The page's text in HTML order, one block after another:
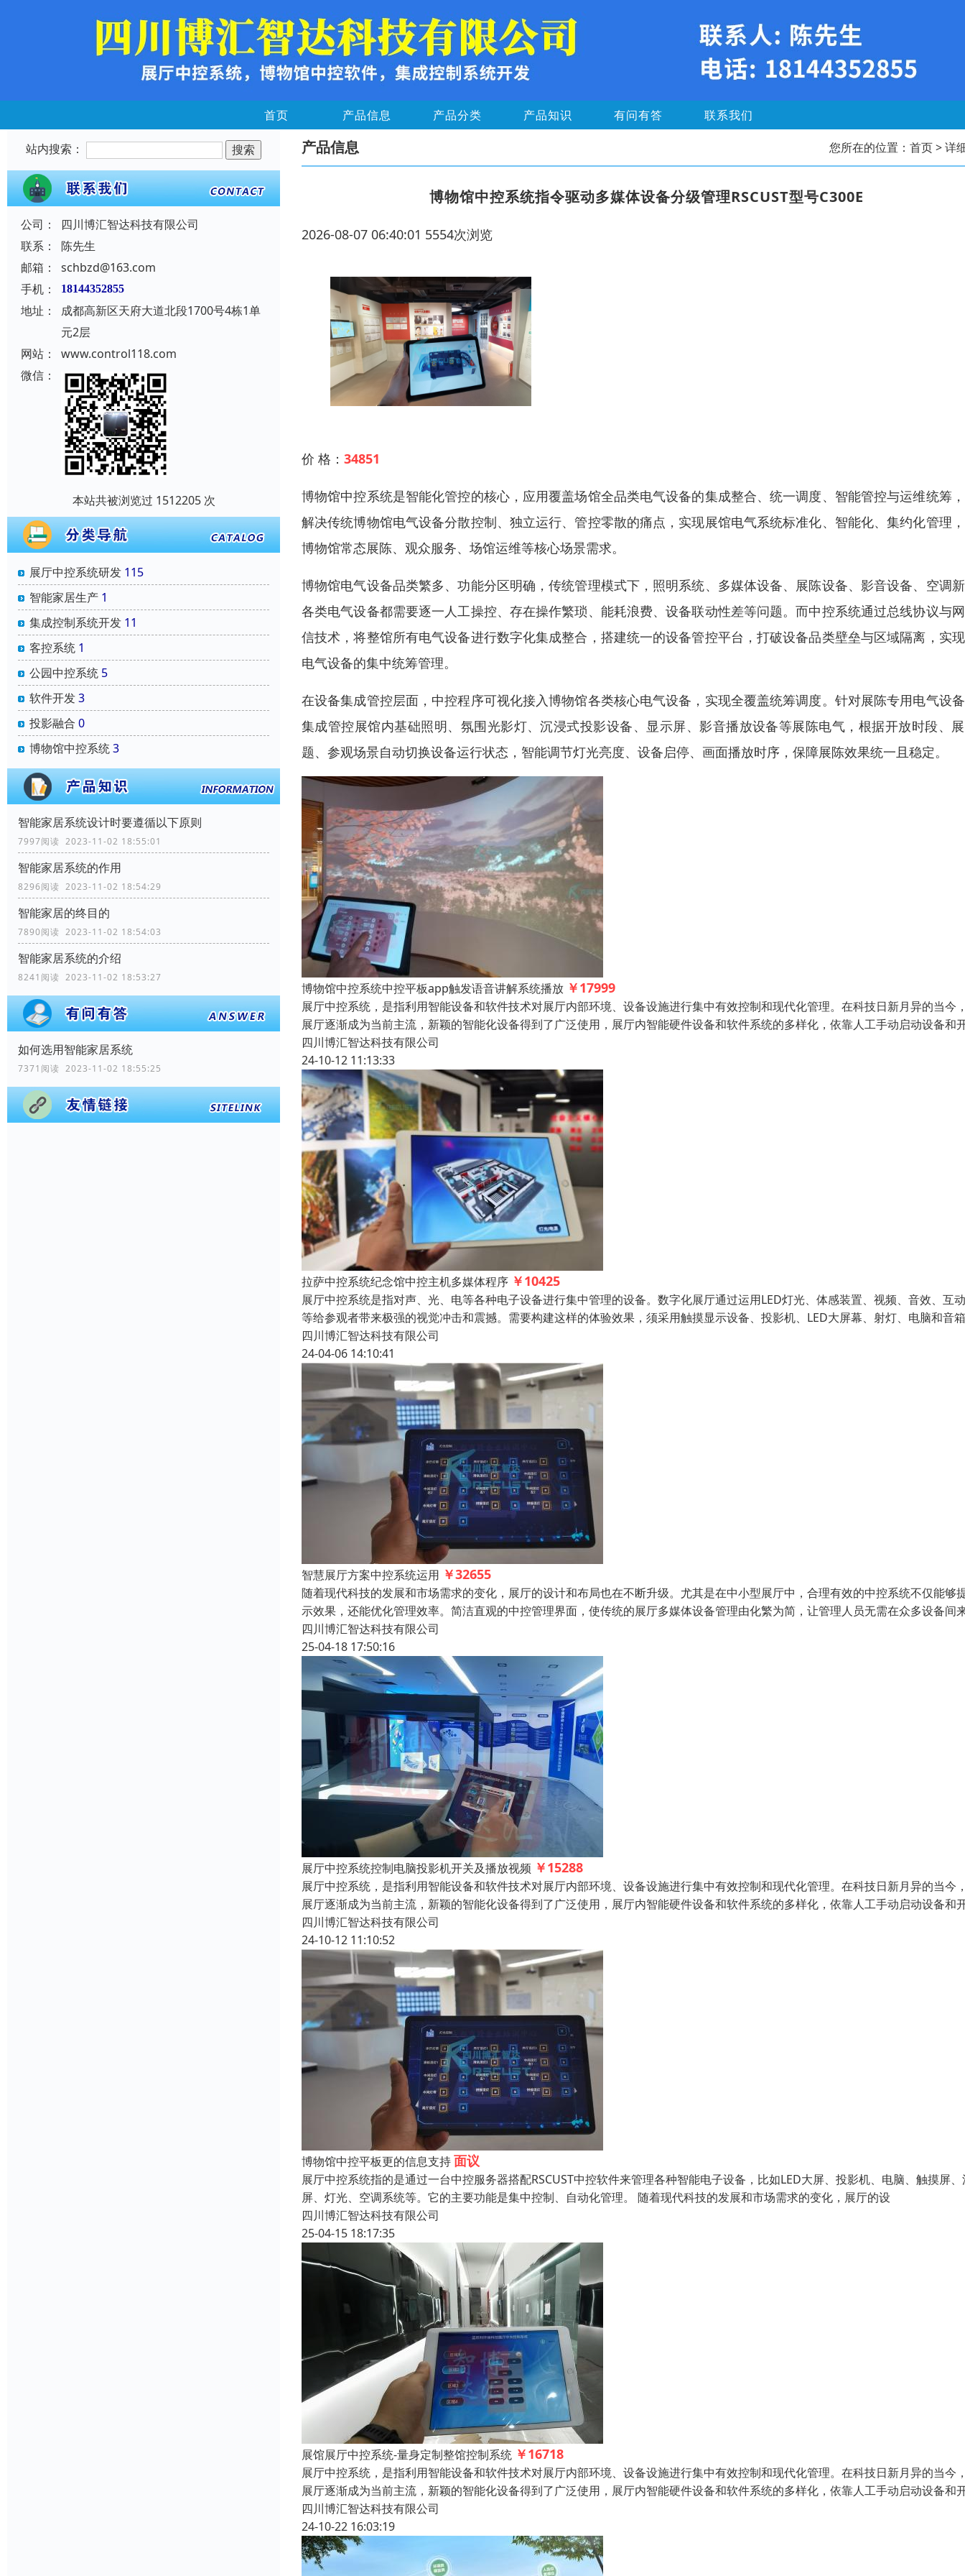
首页 产品信息 产品分类 产品知识 有问有答 联系我们
站内搜索：
公司：
四川博汇智达科技有限公司
联系：
陈先生
邮箱：
schbzd@163.com
手机：
18144352855
地址：
成都高新区天府大道北段1700号4栋1单
元2层
网站：
www.control118.com
微信：
本站共被浏览过 1512205 次
展厅中控系统研发 115
智能家居生产 1
集成控制系统开发 11
客控系统 1
公园中控系统 5
软件开发3
投影融合 0
博物馆中控系统3
智能家居系统设计时要遵循以下原则
7997阅读 2023-11-02 18:55:01
智能家居系统的作用
8296阅读 2023-11-02 18:54:29
智能家居的终目的
7890阅读 2023-11-02 18:54:03
智能家居系统的介绍
8241阅读 2023-11-02 18:53:27
如何选用智能家居系统
7371阅读 2023-11-02 18:55:25
产品信息 您所在的位置： 首页> 详
博物馆中控系统指令驱动多媒体设备分级管理RSCUST型号C300E
2026-08-07 06:40:01 5554次浏览
价 格： 34851
博物馆中控系统是智能化管控的核心，应用覆盖场馆全品类电气设备的集成整合、统一调度、智能管控与运维统筹
解决传统博物馆电气设备分散控制、独立运行、管控零散的痛点，实现展馆电气系统标准化、智能化、集约化管理
博物馆常态展陈、观众服务、场馆运维等核心场景需求。
博物馆电气设备品类繁多、功能分区明确，传统管理模式下，照明系统、多媒体设备、展陈设备、影音设备、空调
各类电气设备都需要逐一人工操控、存在操作繁琐、能耗浪费、设备联动性差等问题。而中控系统通过总线协议与
信技术，将整馆所有电气设备进行数字化集成整合，搭建统一的设备管控平台，打破设备品类壁垒与区域隔离，实
电气设备的集中统筹管理。
在设备集成管控层面，中控程序可视化接入博物馆各类核心电气设备，实现全覆盖统筹调度。针对展陈专用电气设
集成管控展馆内基础照明、氛围光影灯、沉浸式投影设备、显示屏、影音播放设备等展陈电气，根据开放时段、
题、参观场景自动切换设备运行状态，智能调节灯光亮度、设备启停、画面播放时序，保障展陈效果统一且稳定。
博物馆中控系统中控平板app触发语音讲解系统播放 ￥17999
展厅中控系统，是指利用智能设备和软件技术对展厅内部环境、设备设施进行集中有效控制和现代化管理。在科技日新月异的当今
展厅逐渐成为当前主流，新颖的智能化设备得到了广泛使用，展厅内智能硬件设备和软件系统的多样化，依靠人工手动启动设备和
四川博汇智达科技有限公司
24-10-12 11:13:33
拉萨中控系统纪念馆中控主机多媒体程序 ￥10425
展厅中控系统是指对声、光、电等各种电子设备进行集中管理的设备。数字化展厅通过运用LED灯光、体感装置、视频、音效、互
等给参观者带来极强的视觉冲击和震撼。需要构建这样的体验效果，须采用触摸显示设备、投影机、LED大屏幕、射灯、电脑和音箱
四川博汇智达科技有限公司
24-04-06 14:10:41
智慧展厅方案中控系统运用 ￥32655
随着现代科技的发展和市场需求的变化，展厅的设计和布局也在不断升级。尤其是在中小型展厅中，合理有效的中控系统不仅能够
示效果，还能优化管理效率。简洁直观的中控管理界面，使传统的展厅多媒体设备管理由化繁为简，让管理人员无需在众多设备间
四川博汇智达科技有限公司
25-04-18 17:50:16
展厅中控系统控制电脑投影机开关及播放视频 ￥15288
展厅中控系统，是指利用智能设备和软件技术对展厅内部环境、设备设施进行集中有效控制和现代化管理。在科技日新月异的当今
展厅逐渐成为当前主流，新颖的智能化设备得到了广泛使用，展厅内智能硬件设备和软件系统的多样化，依靠人工手动启动设备和
四川博汇智达科技有限公司
24-10-12 11:10:52
博物馆中控平板更的信息支持面议
展厅中控系统指的是通过一台中控服务器搭配RSCUST中控软件来管理各种智能电子设备，比如LED大屏、投影机、电脑、触摸屏
屏、灯光、空调系统等。它的主要功能是集中控制、自动化管理。 随着现代科技的发展和市场需求的变化，展厅的设
四川博汇智达科技有限公司
25-04-15 18:17:35
展馆展厅中控系统-量身定制整馆控制系统 ￥16718
展厅中控系统，是指利用智能设备和软件技术对展厅内部环境、设备设施进行集中有效控制和现代化管理。在科技日新月异的当今
展厅逐渐成为当前主流，新颖的智能化设备得到了广泛使用，展厅内智能硬件设备和软件系统的多样化，依靠人工手动启动设备和
四川博汇智达科技有限公司
24-10-22 16:03:19